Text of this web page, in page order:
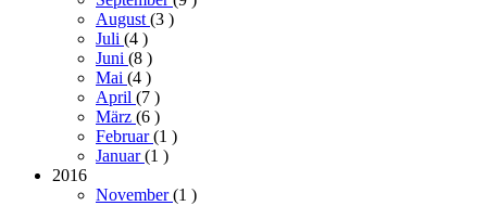
August (3 )
Juli (4 )
Juni (8 )
Mai (4 )
April (7 )
März (6 )
Februar(1 )
Januar(1 )
2016
November(1 )